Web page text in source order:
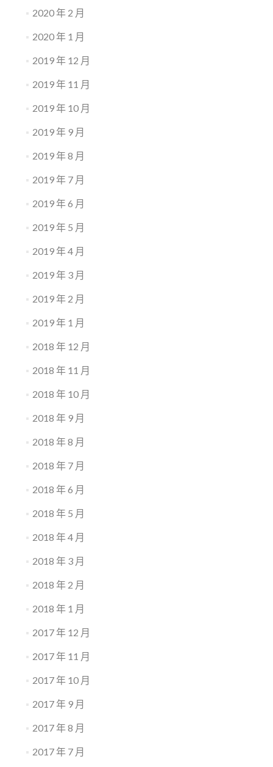
2020 年 2 月
2020 年 1 月
2019 年 12 月
2019 年 11 月
2019 年 10 月
2019 年 9 月
2019 年 8 月
2019 年 7 月
2019 年 6 月
2019 年 5 月
2019 年 4 月
2019 年 3 月
2019 年 2 月
2019 年 1 月
2018 年 12 月
2018 年 11 月
2018 年 10 月
2018 年 9 月
2018 年 8 月
2018 年 7 月
2018 年 6 月
2018 年 5 月
2018 年 4 月
2018 年 3 月
2018 年 2 月
2018 年 1 月
2017 年 12 月
2017 年 11 月
2017 年 10 月
2017 年 9 月
2017 年 8 月
2017 年 7 月